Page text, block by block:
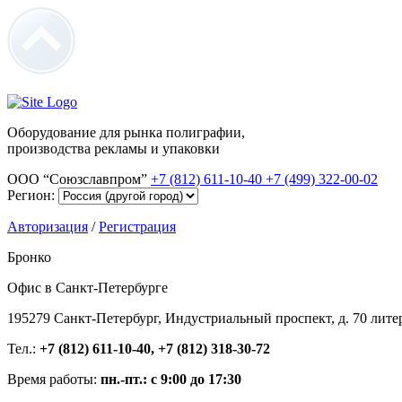
Оборудование для рынка полиграфии,
производства рекламы и упаковки
ООО “Союзславпром” +7 (812) 611-10-40 +7 (499) 322-00-02
Регион:
Авторизация /Регистрация
Бронко
Офис в Санкт-Петербурге
195279 Санкт-Петербург, Индустриальный проспект, д. 70
Тел.: +7 (812) 611-10-40, +7 (812) 318-30-72
Время работы: пн.-пт.: с 9:00 до 17:30